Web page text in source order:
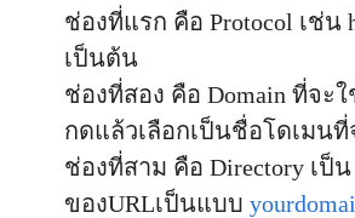
ช่องที่แรก คือ Protocol เช่น
เป็นต้น
ช่องที่สอง คือ Domain ที่จะ
กดแล้วเลือกเป็นชื่อโดเมน
ช่องที่สาม คือ Directory เป็
ของURLเป็นแบบ